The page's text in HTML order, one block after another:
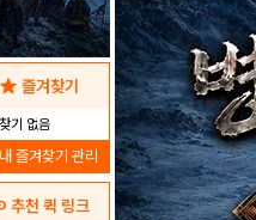
star 즐겨찾기
기 없음
내 즐겨찾기 관리
추천 퀵 링크